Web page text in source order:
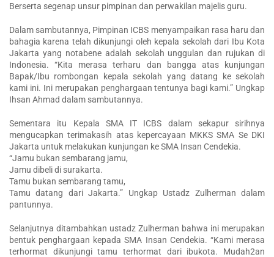
Berserta segenap unsur pimpinan dan perwakilan majelis guru.
Dalam sambutannya, Pimpinan ICBS menyampaikan rasa haru dan
bahagia karena telah dikunjungi oleh kepala sekolah dari Ibu Kota
Jakarta yang notabene adalah sekolah unggulan dan rujukan di
Indonesia. “Kita merasa terharu dan bangga atas kunjungan
Bapak/Ibu rombongan kepala sekolah yang datang ke sekolah
kami ini. Ini merupakan penghargaan tentunya bagi kami.” Ungkap
Ihsan Ahmad dalam sambutannya.
Sementara itu Kepala SMA IT ICBS dalam sekapur sirihnya
mengucapkan terimakasih atas kepercayaan MKKS SMA Se DKI
Jakarta untuk melakukan kunjungan ke SMA Insan Cendekia.
“Jamu bukan sembarang jamu,
Jamu dibeli di surakarta.
Tamu bukan sembarang tamu,
Tamu datang dari Jakarta.” Ungkap Ustadz Zulherman dalam
pantunnya.
Selanjutnya ditambahkan ustadz Zulherman bahwa ini merupakan
bentuk penghargaan kepada SMA Insan Cendekia. “Kami merasa
terhormat dikunjungi tamu terhormat dari ibukota. Mudah2an